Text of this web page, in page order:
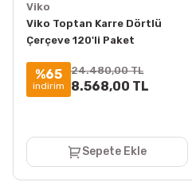
Viko
Viko Toptan Karre Dörtlü
Çerçeve 120'li Paket
%65
indirim
24.480,00 TL
8.568,00 TL
Sepete Ekle